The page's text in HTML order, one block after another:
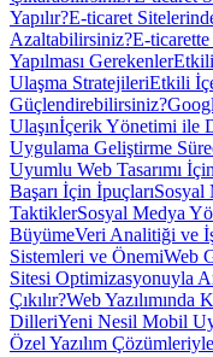
Yapılır?E-ticaret
Azaltabilirsiniz?E-
Yapılması Gerekenler
Ulaşma StratejileriEtkili
Güçlendirebilirsiniz?
Ulaşınİçerik Yönetimi ile
Uygulama Geliştirme
Uyumlu Web Tasarımı
Başarı İçin İpuçlarıSosyal
TaktiklerSosyal Medya
BüyümeVeri Analitiği ve
Sistemleri ve ÖnemiWeb
Sitesi Optimizasyonuyla
Çıkılır?Web Yazılımında
DilleriYeni Nesil Mobil
Özel Yazılım